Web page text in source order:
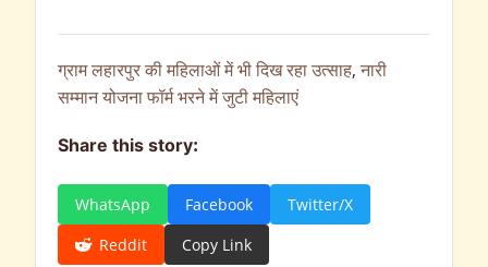
ग्राम लहारपुर की महिलाओं में भी दिख रहा उत्साह, नारी
सम्मान योजना फॉर्म भरने में जुटी महिलाएं
Share this story:
WhatsApp Facebook
Twitter/X
Reddit
Copy Link